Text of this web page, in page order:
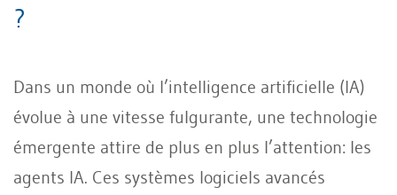
?
Dans un monde où l’intelligence artificielle (IA)
évolue à une vitesse fulgurante, une technologie
émergente attire de plus en plus l’attention: les
agents IA. Ces systèmes logiciels avancés